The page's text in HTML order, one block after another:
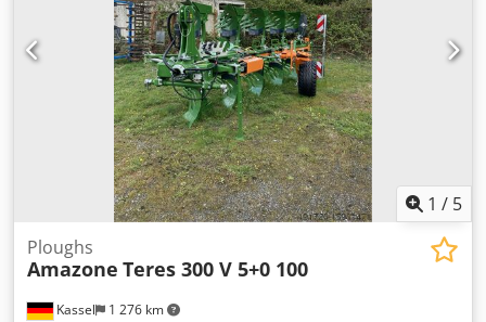
1 / 5
Kassel 1 276 km
Ploughs
Amazone Teres 300 V 5+0 100